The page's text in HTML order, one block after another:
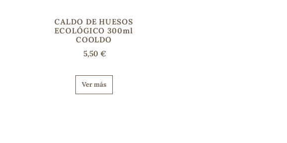
CALDO DE HUESOS
ECOLÓGICO 300ml
COOLDO
5,50 €
Ver más